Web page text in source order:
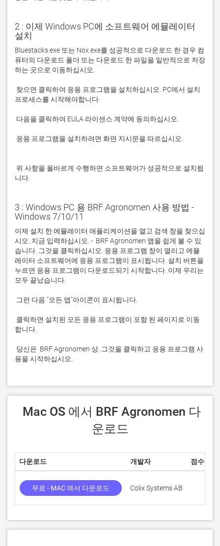
2 : 이제 Windows PC에 소프트웨어 에뮬레이터
설치
Bluestacks.exe 또는 Nox.exe를 성공적으로 다운로드 한 경우 컴
퓨터의 다운로드 폴더 또는 다운로드 한 파일을 일반적으로 저장
니다.
3 : Windows PC 용 BRF Agronomen 사용 방법 -
Windows 7/10/11
이제 설치 한 에뮬레이터 애플리케이션을 열고 검색 창을 찾으십
시오. 지금 입력하십시오. -  BRF Agronomen 앱을 쉽게 볼 수 있
습니다. 그것을 클릭하십시오. 응용 프로그램 창이 열리고 에뮬
레이터 소프트웨어에 응용 프로그램이 표시됩니다. 설치 버튼을
누르면 응용 프로그램이 다운로드되기 시작합니다. 이제 우리는
용을 시작하십시오.
운로드
다운로드 개발자 점수
무료 - MAC 에서 다운로드 Colix Systems AB